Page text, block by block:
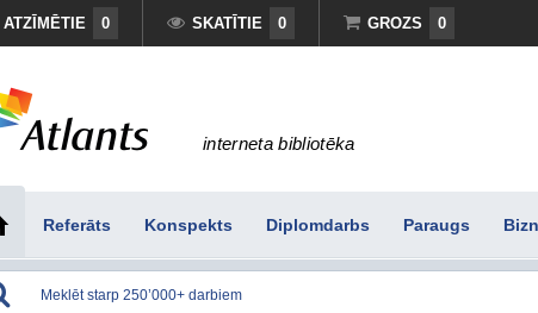
ATZĪMĒTIE 0 SKATĪTIE 0 GROZS 0
interneta bibliotēka
Referāts Konspekts Diplomdarbs Paraugs